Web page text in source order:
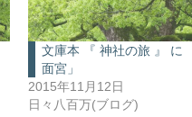
文庫本 『 神社の旅 』 に
面宮」
2015年11月12日
日々八百万(ブログ)